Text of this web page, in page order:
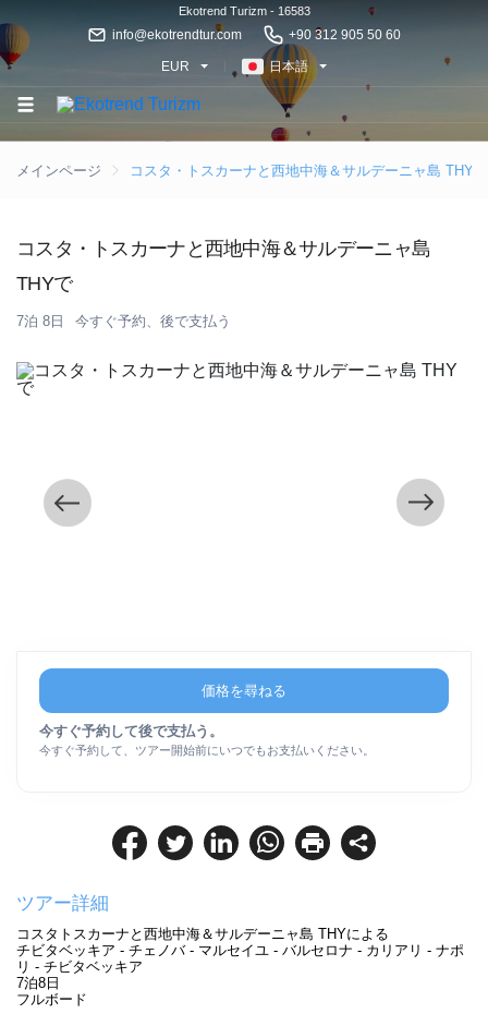
Ekotrend Turizm - 16583
info@ekotrendtur.com +90 312 905 50 60
EUR 日本語
メインページ コスタ・トスカーナと西地中海＆サルデーニャ島 THYで
ツアー詳細
コスタトスカーナと西地中海＆サルデーニャ島 THYによる
チビタベッキア - チェノバ - マルセイユ - バルセロナ - カリアリ - ナポ
リ - チビタベッキア
7泊8日
フルボード
コスタ・トスカーナと西地中海＆サルデーニャ島
THYで
7泊 8日 今すぐ予約、後で支払う
価格を尋ねる
今すぐ予約して後で支払う。
今すぐ予約して、ツアー開始前にいつでもお支払いください。